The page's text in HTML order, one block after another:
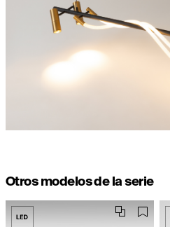
Otros modelos de la serie